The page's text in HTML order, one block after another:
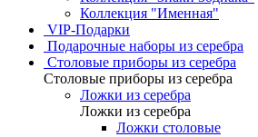
Коллекция "Именная"
VIP-Подарки
Подарочные наборы из серебра
Столовые приборы из серебра
Столовые приборы из серебра
Ложки из серебра
Ложки из серебра
Ложки столовые